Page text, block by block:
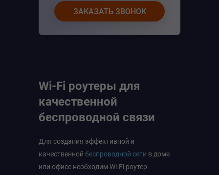
ЗАКАЗАТЬ ЗВОНОК
Wi-Fi роутеры для
качественной
беспроводной связи
Для создания эффективной и
качественной беспроводной сети в доме
или офисе необходим Wi-Fi роутер